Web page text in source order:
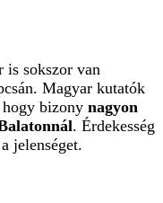
is sokszor van
Magyar kutatók
bizony nagyon
. Érdekesség
jelenséget.